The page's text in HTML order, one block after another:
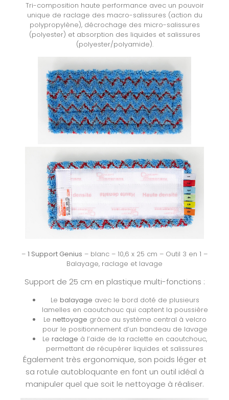
Tri-composition haute performance avec un pouvoir
unique de raclage des macro-salissures (action du
polypropylène), décrochage des micro-salissures
(polyester) et absorption des liquides et salissures
(polyester/polyamide).
– 1 Support Genius – blanc – 10,6 x 25 cm – Outil 3 en 1 –
Balayage, raclage et lavage
Support de 25 cm en plastique multi-fonctions :
Le balayage avec le bord doté de plusieurs
lamelles en caoutchouc qui captent la poussière
Le nettoyage grâce au système central à velcro
pour le positionnement d’un bandeau de lavage
Le raclage à l’aide de la raclette en caoutchouc,
permettant de récupérer liquides et salissures
Également très ergonomique, son poids léger et
sa rotule autobloquante en font un outil idéal à
manipuler quel que soit le nettoyage à réaliser.